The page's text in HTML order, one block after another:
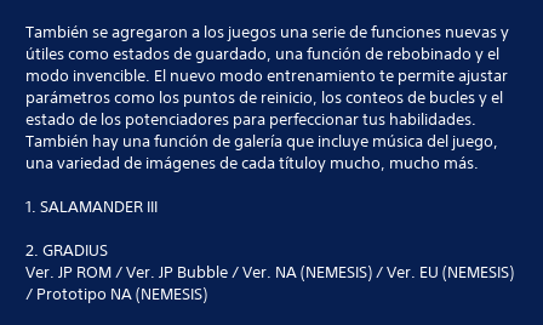
También se agregaron a los juegos una serie de funciones nuevas y
útiles como estados de guardado, una función de rebobinado y el
modo invencible. El nuevo modo entrenamiento te permite ajustar
parámetros como los puntos de reinicio, los conteos de bucles y el
estado de los potenciadores para perfeccionar tus habilidades.
También hay una función de galería que incluye música del juego,
una variedad de imágenes de cada títuloy mucho, mucho más.
1. SALAMANDER III
2. GRADIUS
Ver. JP ROM / Ver. JP Bubble / Ver. NA (NEMESIS) / Ver. EU (NEMESIS)
/ Prototipo NA (NEMESIS)